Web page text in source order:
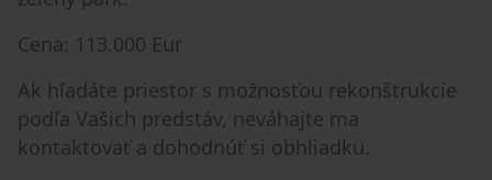
Cena: 113.000 Eur
Ak hľadáte priestor s možnosťou rekonštrukcie
podľa Vašich predstáv, neváhajte ma
kontaktovať a dohodnúť si obhliadku.